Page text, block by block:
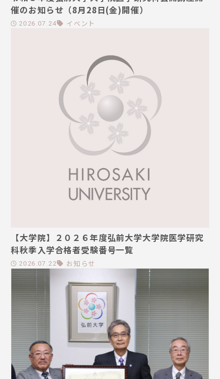
催のお知らせ（8月28日(金)開催）
2026.07.24 イベント
【大学院】２０２６年度弘前大学大学院医学研究
科秋季入学合格者受験番号一覧
2026.07.22 お知らせ